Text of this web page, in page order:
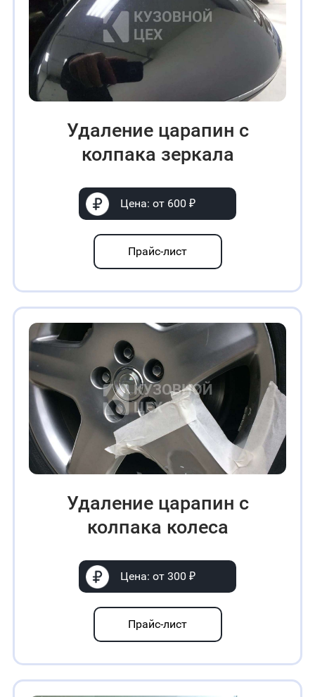
Удаление царапин с
колпака зеркала
Цена: от 600 ₽
Прайс-лист
Удаление царапин с
колпака колеса
Цена: от 300 ₽
Прайс-лист